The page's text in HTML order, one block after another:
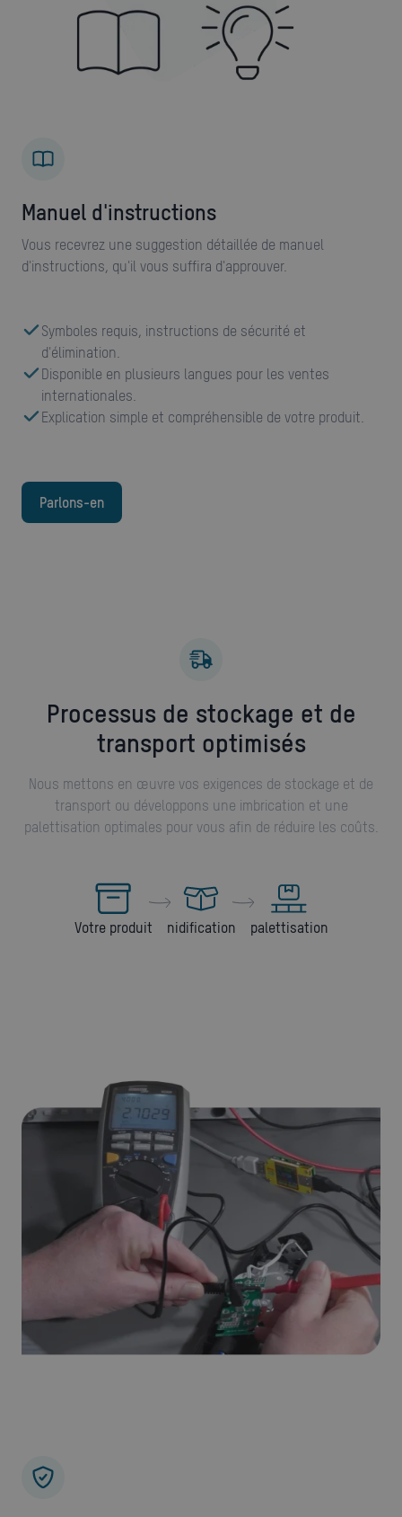
manuel d'instructions
Vous recevrez une suggestion détaillée de manuel
d'instructions, qu'il vous suffira d'approuver.
Symboles requis, instructions de sécurité et
d'élimination.
Disponible en plusieurs langues pour les ventes
internationales.
Explication simple et compréhensible de votre produit.
Parlons-en
Processus de stockage et de
transport optimisés
Nous mettons en œuvre vos exigences de stockage et de
transport ou développons une imbrication et une
palettisation optimales pour vous afin de réduire les coûts.
Votre produit nidification palettisation